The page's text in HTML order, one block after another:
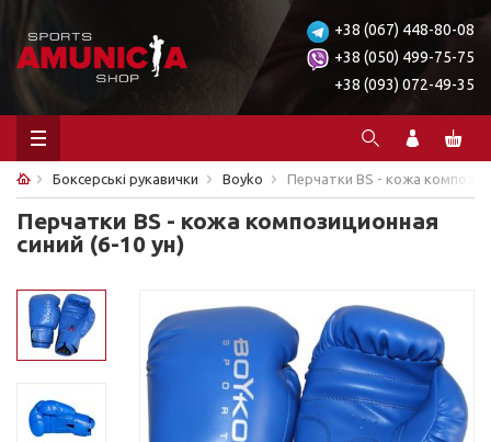
+38 (067) 448-80-08
+38 (050) 499-75-75
+38 (093) 072-49-35
Боксерські рукавички Boyko Перчатки BS - кожа
Перчатки BS - кожа композиционная
синий (6-10 ун)